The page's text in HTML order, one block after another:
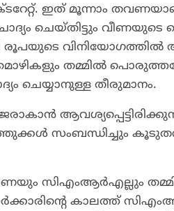
ഇത് മൂന്നാം
ചെയ്തിട്ടും വീണയുടെ
വിനിയോഗത്തിൽ
തമ്മിൽ
ചെയ്യാനുള്ള തീരുമാനം.
സംബന്ധിച്ചും
സിഎംആർഎല്ലും
കാലത്ത്